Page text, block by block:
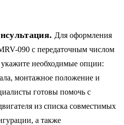
Для оформления
090 с передаточным числом
необходимые опции:
монтажное положение и
готовы помочь с
из списка совместимых
а также